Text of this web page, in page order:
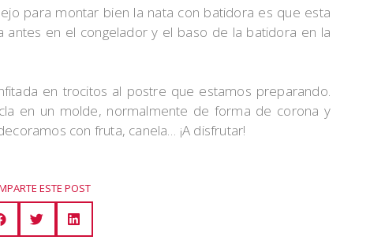
para montar bien la nata con batidora es que esta
en el congelador y el baso de la batidora en la
en trocitos al postre que estamos preparando.
en un molde, normalmente de forma de corona y
con fruta, canela… ¡A disfrutar!
ESTE POST